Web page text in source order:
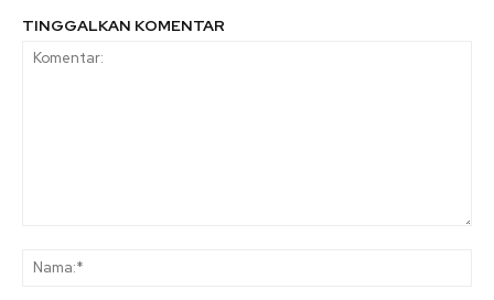
TINGGALKAN KOMENTAR